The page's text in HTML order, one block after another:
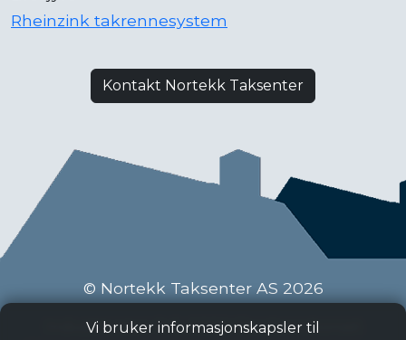
Rheinzink takrennesystem
Kontakt Nortekk Taksenter
© Nortekk Taksenter AS 2026
Industriveien 9 C, 2020 Skedsmokorset
Vi bruker informasjonskapsler til